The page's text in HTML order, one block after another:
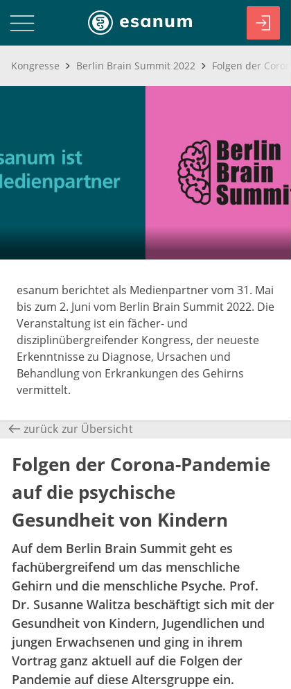
Kongresse Berlin Brain Summit 2022
esanum berichtet als Medienpartner vom 31. Mai
bis zum 2. Juni vom Berlin Brain Summit 2022. Die
Veranstaltung ist ein fächer- und
disziplinübergreifender Kongress, der neueste
Erkenntnisse zu Diagnose, Ursachen und
Behandlung von Erkrankungen des Gehirns
vermittelt.
zurück zur Übersicht
Folgen der Corona-Pandemie
auf die psychische
Gesundheit von Kindern
Auf dem Berlin Brain Summit geht es
fachübergreifend um das menschliche
Gehirn und die menschliche Psyche. Prof.
Dr. Susanne Walitza beschäftigt sich mit der
Gesundheit von Kindern, Jugendlichen und
jungen Erwachsenen und ging in ihrem
Vortrag ganz aktuell auf die Folgen der
Pandemie auf diese Altersgruppe ein.